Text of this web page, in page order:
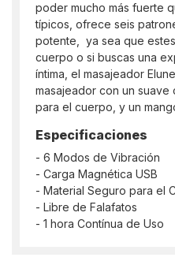
poder mucho más fuerte
típicos, ofrece seis
potente, ya sea que
cuerpo o si buscas una
íntima, el masajeador
masajeador con un
para el cuerpo, y un
Especificaciones
- 6 Modos de Vibración
- Carga Magnética USB
- Material Seguro para el
- Libre de Falafatos
- 1 hora Contínua de Uso